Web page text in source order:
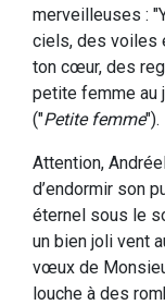
merveilleuses :
ciels, des voiles
ton cœur, des
petite femme au
("Petite femme").
Attention,
d’endormir son
éternel sous le
un bien joli vent
vœux de
louche à des